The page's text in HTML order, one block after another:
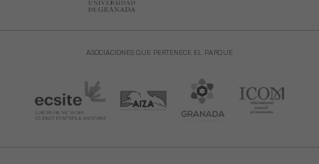
ASOCIACIONES QUE PERTENECE EL PARQUE